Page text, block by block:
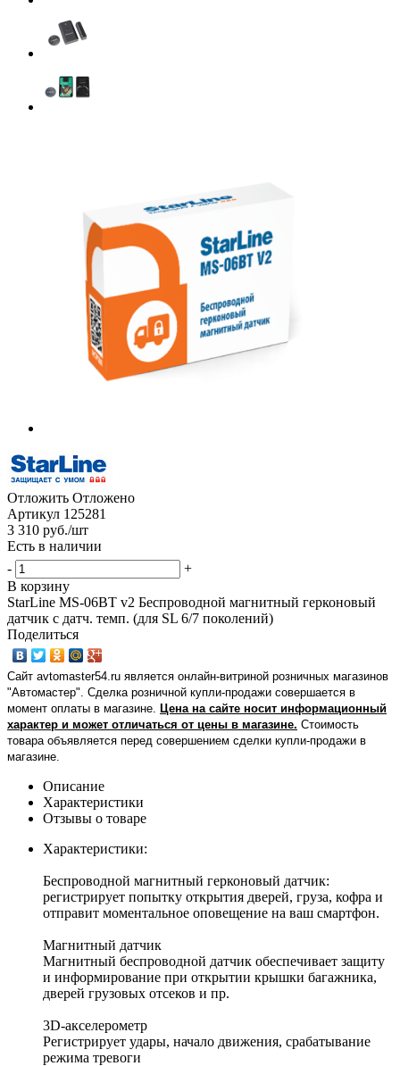
Отложить Отложено
Артикул 125281
3 310 руб./шт
Есть в наличии
-
+
В корзину
StarLine MS-06BT v2 Беспроводной магнитный герконовый
датчик с датч. темп. (для SL 6/7 поколений)
Поделиться
Сайт avtomaster54.ru является онлайн-витриной розничных магазинов
"Автомастер". Сделка розничной купли-продажи совершается в
момент оплаты в магазине.
Цена на сайте носит информационный
характер и может отличаться от цены в магазине. Стоимость
товара объявляется перед совершением сделки купли-продажи в
магазине
Описание
Характеристики
Отзывы о товаре
Характеристики:
Беспроводной магнитный герконовый датчик:
регистрирует попытку открытия дверей, груза, кофра и
отправит моментальное оповещение на ваш смартфон.
Магнитный датчик
Магнитный беспроводной датчик обеспечивает защиту
и информирование при открытии крышки багажника,
дверей грузовых отсеков и пр.
3D-акселерометр
Регистрирует удары, начало движения, срабатывание
режима тревоги